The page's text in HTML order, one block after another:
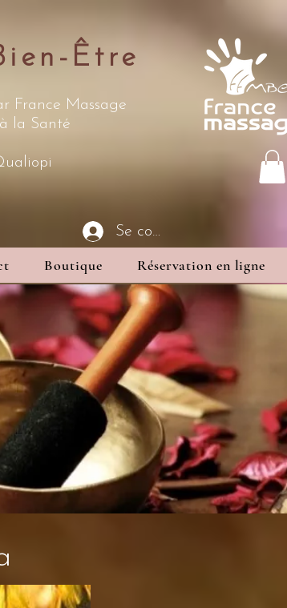
Être
France Massage
la Santé
Se connecter
Boutique Réservation en ligne